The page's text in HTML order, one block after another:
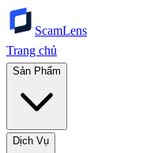
ScamLens
Trang chủ
Sản Phẩm
Dịch Vụ